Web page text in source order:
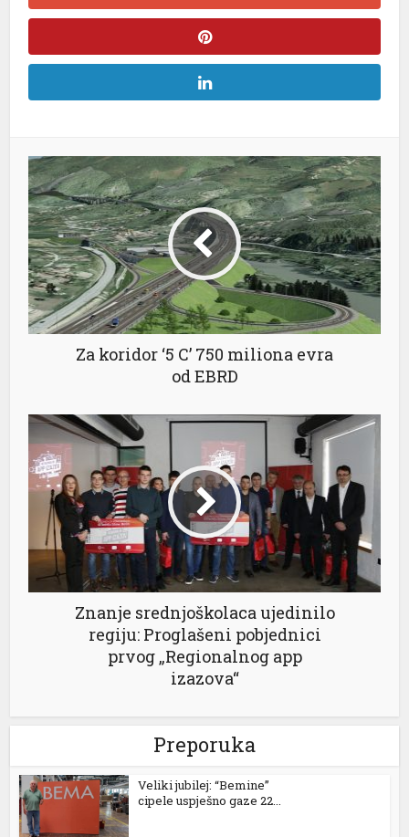
Za koridor ‘5 C’ 750 miliona evra
od EBRD
Znanje srednjoškolaca ujedinilo
regiju: Proglašeni pobjednici
prvog „Regionalnog app
izazova“
Preporuka
Veliki jubilej: “Bemine”
cipele uspješno gaze 22...